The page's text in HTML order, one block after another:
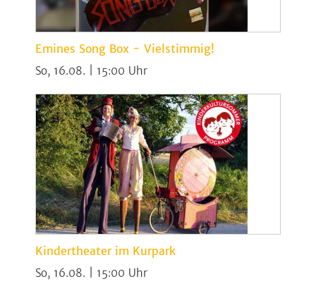
Emines Song Box - Vielstimmig!
So, 16.08. | 15:00
Kindertheater im Kurpark
So, 16.08. | 15:00